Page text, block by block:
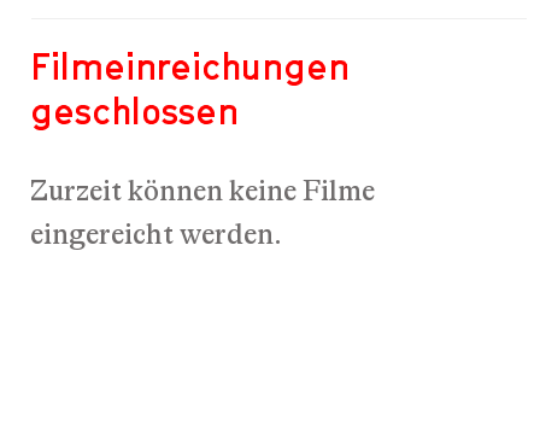
Filmeinreichungen
geschlossen
Zurzeit können keine Filme
eingereicht werden.